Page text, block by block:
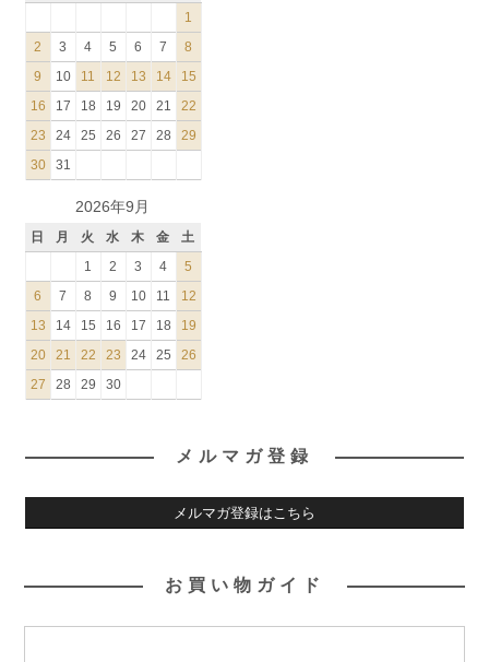
1
2
3 4 5 6 7
8
9
10 11 12 13 14
15
16
17 18 19 20 21
22
23
24 25 26 27 28
29
30
31
2026年9月
日 月 火 水 木 金
土
1
2 3 4
5
6
7 8 9 10 11
12
13
14 15 16 17 18
19
20
21 22 23 24 25
26
27
28 29 30
メルマガ登録
メルマガ登録はこちら
お買い物ガイド